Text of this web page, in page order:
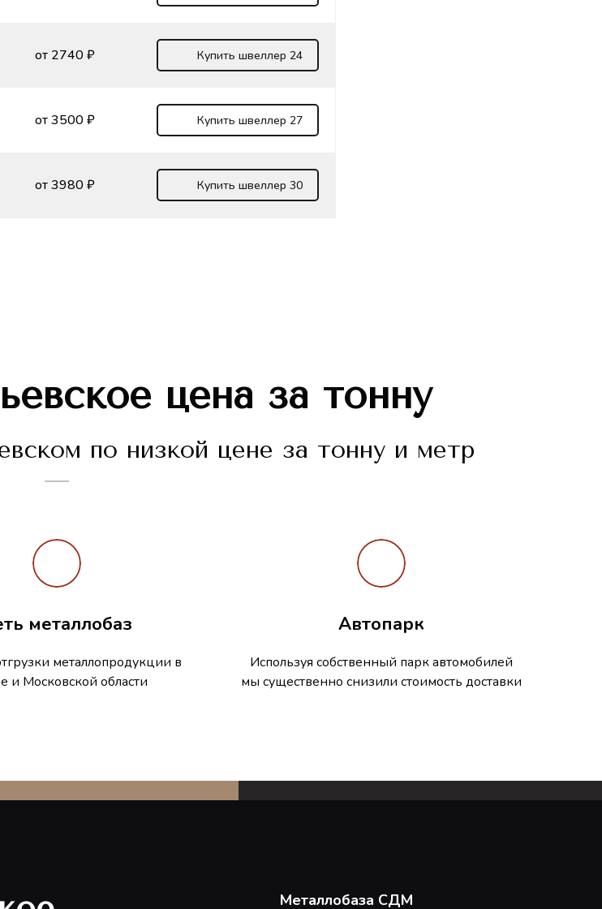
от 2740 ₽ Купить швеллер 24
от 3500 ₽ Купить швеллер 27
от 3980 ₽ Купить швеллер 30
цена за тонну
по низкой цене за тонну и метр
металлобаз
металлопродукции в
и Московской области
Автопарк
Используя собственный парк автомобилей
мы существенно снизили стоимость доставки
Металлобаза СДМ